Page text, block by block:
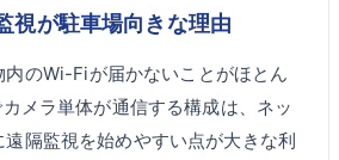
視が駐車場向きな理由
内のWi-Fiが届かないことがほとん
メラ単体が通信する構成は、ネッ
遠隔監視を始めやすい点が大きな利